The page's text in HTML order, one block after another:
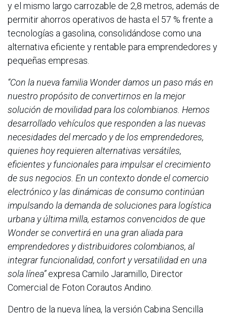
y el mismo largo carrozable de 2,8 metros, además de
permitir ahorros operativos de hasta el 57 % frente a
tecnologías a gasolina, consolidándose como una
alternativa eficiente y rentable para emprendedores y
pequeñas empresas.
“Con la nueva familia Wonder damos un paso más en
nuestro propósito de convertirnos en la mejor
solución de movilidad para los colombianos. Hemos
desarrollado vehículos que responden a las nuevas
necesidades del mercado y de los emprendedores,
quienes hoy requieren alternativas versátiles,
eficientes y funcionales para impulsar el crecimiento
de sus negocios. En un contexto donde el comercio
electrónico y las dinámicas de consumo continúan
impulsando la demanda de soluciones para logística
urbana y última milla, estamos convencidos de que
Wonder se convertirá en una gran aliada para
emprendedores y distribuidores colombianos, al
integrar funcionalidad, confort y versatilidad en una
sola línea”expresa Camilo Jaramillo, Director
Comercial de Foton Corautos Andino.
Dentro de la nueva línea, la versión Cabina Sencilla